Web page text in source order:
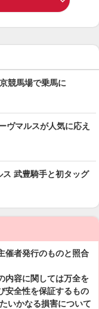
競馬場で乗馬に
ヴマルスが人気に応え
武豊騎手と初タッグ
催者発行のものと照合
内容に関しては万全を
安全性を保証するもの
いかなる損害について